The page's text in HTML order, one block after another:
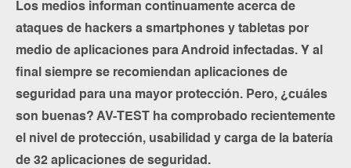
Los medios informan continuamente acerca de
ataques de hackers a smartphones y tabletas por
medio de aplicaciones para Android infectadas. Y al
final siempre se recomiendan aplicaciones de
seguridad para una mayor protección. Pero, ¿cuáles
son buenas? AV-TEST ha comprobado recientemente
el nivel de protección, usabilidad y carga de la batería
de 32 aplicaciones de seguridad.